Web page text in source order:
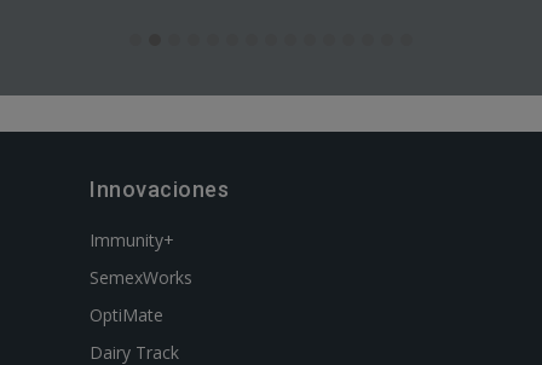
Innovaciones
Immunity+
SemexWorks
OptiMate
Dairy Track